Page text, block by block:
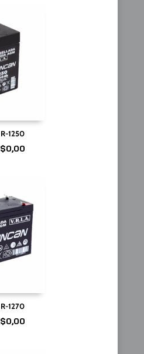
R-1250
$0,00
R-1270
$0,00